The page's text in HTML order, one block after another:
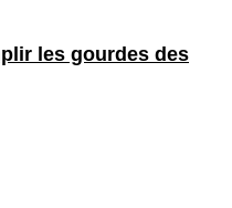
les gourdes des